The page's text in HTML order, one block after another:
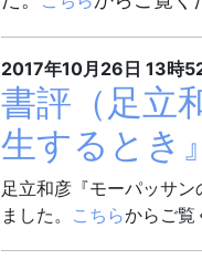
2017年10月26日 13時
書評（足立
生するとき
足立和彦『モーパッサ
ました。 こちらからご覧